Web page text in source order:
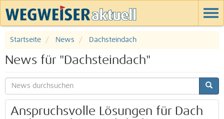
Startseite News Dachsteindach
News für "Dachsteindach"
Anspruchsvolle Lösungen für Dach